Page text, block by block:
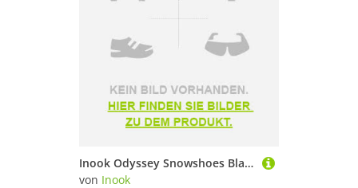
Inook Odyssey Snowshoes Blau EU 34-47 / 45-120 Kg
von Inook